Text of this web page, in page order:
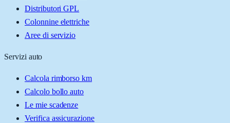
Distributori GPL
Colonnine elettriche
Aree di servizio
Servizi auto
Calcola rimborso km
Calcolo bollo auto
Le mie scadenze
Verifica assicurazione